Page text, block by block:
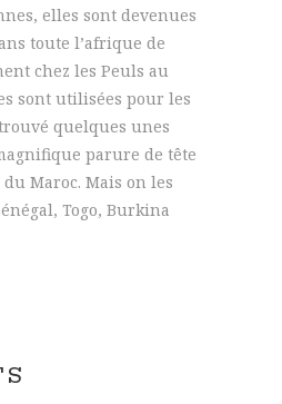
elles sont devenues
toute l’afrique de
chez les Peuls au
sont utilisées pour les
quelques unes
parure de tête
Maroc. Mais on les
Togo, Burkina